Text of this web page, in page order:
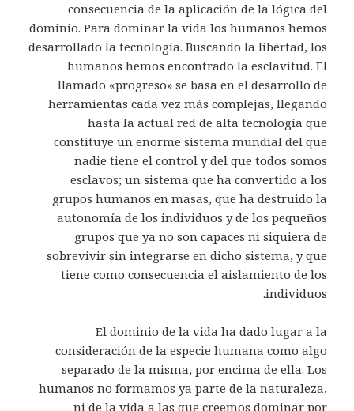
consecuencia de la aplicación de la lógica del
dominio. Para dominar la vida los humanos hemos
desarrollado la tecnología. Buscando la libertad, los
humanos hemos encontrado la esclavitud. El
llamado «progreso» se basa en el desarrollo de
herramientas cada vez más complejas, llegando
hasta la actual red de alta tecnología que
constituye un enorme sistema mundial del que
nadie tiene el control y del que todos somos
esclavos; un sistema que ha convertido a los
grupos humanos en masas, que ha destruido la
autonomía de los individuos y de los pequeños
grupos que ya no son capaces ni siquiera de
sobrevivir sin integrarse en dicho sistema, y que
tiene como consecuencia el aislamiento de los
individuos.
El dominio de la vida ha dado lugar a la
consideración de la especie humana como algo
separado de la misma, por encima de ella. Los
humanos no formamos ya parte de la naturaleza,
ni de la vida a las que creemos dominar por